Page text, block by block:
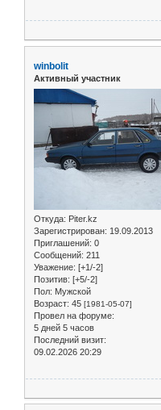
winbolit
Активный участник
Откуда: Piter.kz
Зарегистрирован: 19.09.2013
Приглашений: 0
Сообщений: 211
Уважение: [+1/-2]
Позитив: [+5/-2]
Пол: Мужской
Возраст: 45 [1981-05-07]
Провел на форуме:
5 дней 5 часов
Последний визит:
09.02.2026 20:29